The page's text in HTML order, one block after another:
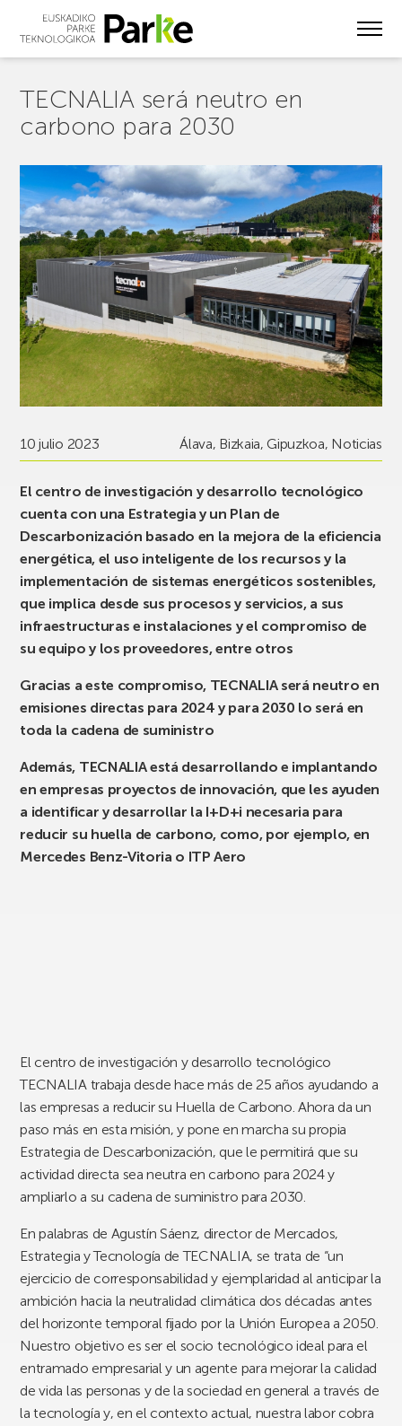
TECNALIA será neutro en
carbono para 2030
10 julio 2023 Álava, Bizkaia,Gipuzkoa, Noticias
El centro de investigación y desarrollo tecnológico
cuenta con una Estrategia y un Plan de
Descarbonización basado en la mejora de la eficiencia
energética, el uso inteligente de los recursos y la
implementación de sistemas energéticos sostenibles,
que implica desde sus procesos y servicios, a sus
infraestructuras e instalaciones y el compromiso de
su equipo y los proveedores, entre otros
Gracias a este compromiso, TECNALIA será neutro en
emisiones directas para 2024 y para 2030 lo será en
toda la cadena de suministro
Además, TECNALIA está desarrollando e implantando
en empresas proyectos de innovación, que les ayuden
a identificar y desarrollar la I+D+i necesaria para
reducir su huella de carbono, como, por ejemplo, en
Mercedes Benz-Vitoria o ITP Aero
El centro de investigación y desarrollo tecnológico
TECNALIA trabaja desde hace más de 25 años ayudando a
las empresas a reducir su Huella de Carbono. Ahora da un
paso más en esta misión, y pone en marcha su propia
Estrategia de Descarbonización, que le permitirá que su
actividad directa sea neutra en carbono para 2024 y
ampliarlo a su cadena de suministro para 2030.
En palabras de Agustín Sáenz, director de Mercados,
Estrategia y Tecnología de TECNALIA, se trata de “un
ejercicio de corresponsabilidad y ejemplaridad al anticipar la
ambición hacia la neutralidad climática dos décadas antes
del horizonte temporal fijado por la Unión Europea a 2050.
Nuestro objetivo es ser el socio tecnológico ideal para el
entramado empresarial y un agente para mejorar la calidad
de vida las personas y de la sociedad en general a través de
la tecnología y, en el contexto actual, nuestra labor cobra